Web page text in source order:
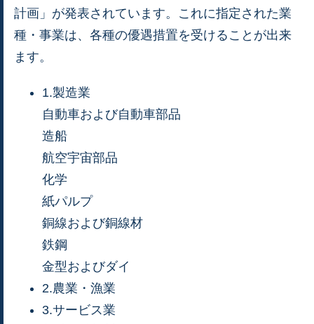
計画」が発表されています。これに指定された業
種・事業は、各種の優遇措置を受けることが出来
ます。
1.製造業
自動車および自動車部品
造船
航空宇宙部品
化学
紙パルプ
銅線および銅線材
鉄鋼
金型およびダイ
2.農業・漁業
3.サービス業